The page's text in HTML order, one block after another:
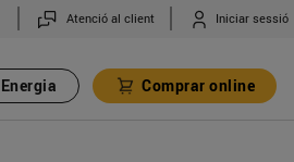
Atenció al client Iniciar sessió
Energia Comprar online